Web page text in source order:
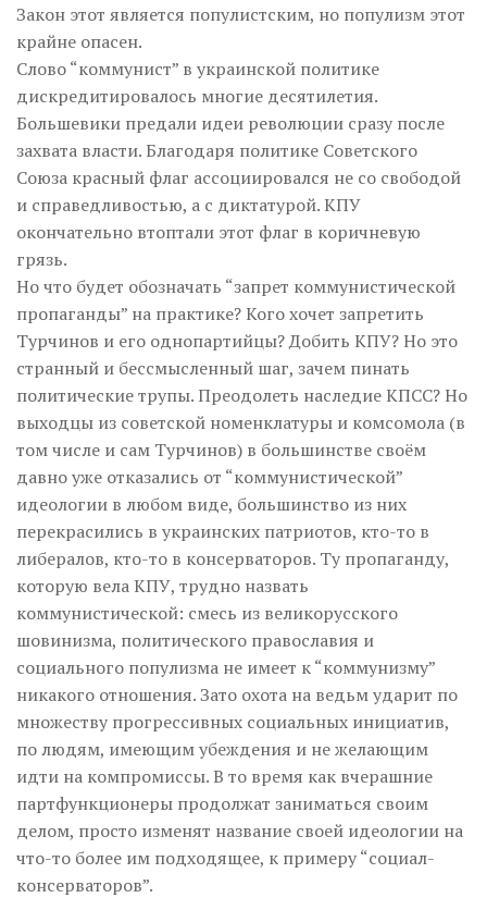
Закон этот является популистским, но популизм этот
крайне опасен.
Слово “коммунист” в украинской политике
дискредитировалось многие десятилетия.
Большевики предали идеи революции сразу после
захвата власти. Благодаря политике Советского
Союза красный флаг ассоциировался не со свободой
и справедливостью, а с диктатурой. КПУ
окончательно втоптали этот флаг в коричневую
грязь.
Но что будет обозначать “запрет коммунистической
пропаганды” на практике? Кого хочет запретить
Турчинов и его однопартийцы? Добить КПУ? Но это
странный и бессмысленный шаг, зачем пинать
политические трупы. Преодолеть наследие КПСС? Но
выходцы из советской номенклатуры и комсомола (в
том числе и сам Турчинов) в большинстве своём
давно уже отказались от “коммунистической”
идеологии в любом виде, большинство из них
перекрасились в украинских патриотов, кто-то в
либералов, кто-то в консерваторов. Ту пропаганду,
которую вела КПУ, трудно назвать
коммунистической: смесь из великорусского
шовинизма, политического православия и
социального популизма не имеет к “коммунизму”
никакого отношения. Зато охота на ведьм ударит по
множеству прогрессивных социальных инициатив,
по людям, имеющим убеждения и не желающим
идти на компромиссы. В то время как вчерашние
партфункционеры продолжат заниматься своим
делом, просто изменят название своей идеологии на
что-то более им подходящее, к примеру “социал-
консерваторов”.